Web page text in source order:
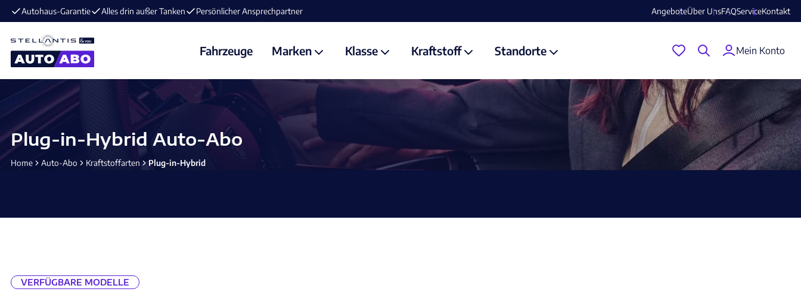
E-Mobilität im Angebot ⚡️ jetzt aufladen und losfahren! AngeboteÜber UnsFAQServiceKontakt
Mein Konto
Fahrzeuge Marken Klasse Kraftstoff Standorte
Plug-in-Hybrid Auto-Abo
Home Auto-Abo Kraftstoffarten Plug-in-Hybrid
VERFÜGBARE MODELLE